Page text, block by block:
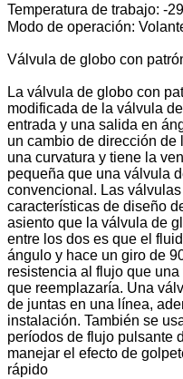
Temperatura de trabajo: -
Modo de operación:
Válvula de globo con
La válvula de globo con
modificada de la válvula
entrada y una salida en
un cambio de dirección
una curvatura y tiene la
pequeña que una válvula
convencional. Las
características de diseño
asiento que la válvula de
entre los dos es que el
ángulo y hace un giro de
resistencia al flujo que
que reemplazaría. Una
de juntas en una línea,
instalación. También se
períodos de flujo pulsante
manejar el efecto de
rápido